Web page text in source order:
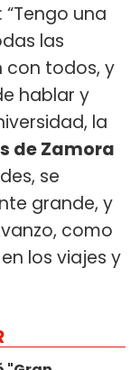
una
las
con todos, y
hablar y
la
de Zamora
se
grande, y
como
los viajes y